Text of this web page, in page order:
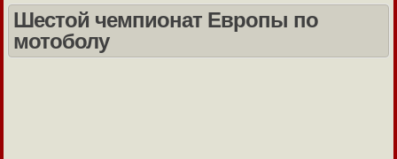
Шестой чемпионат Европы по
мотоболу